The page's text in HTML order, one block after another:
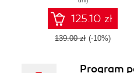
graphs, stacks,
and queues
125.10 zł
139.00 zł (-10%)
Program